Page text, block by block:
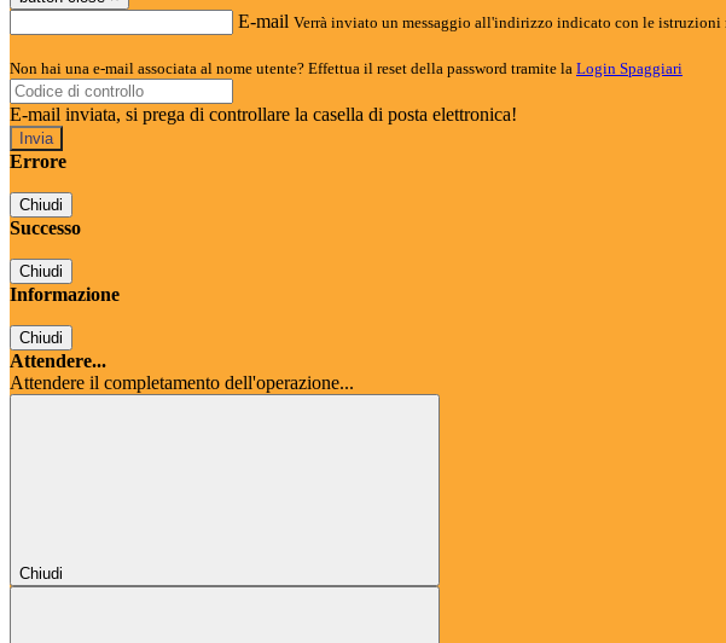
E-mail Verrà inviato un messaggio all'indirizzo indicato con le istruzioni
Non hai una e-mail associata al nome utente? Effettua il reset della password tramite la Login Spaggiari
E-mail inviata, si prega di controllare la casella di posta elettronica!
Errore
Chiudi
Successo
Chiudi
Informazione
Chiudi
Attendere...
Attendere il completamento dell'operazione...
Chiudi